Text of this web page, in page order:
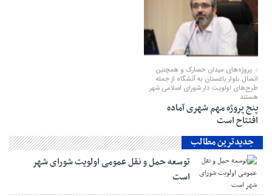
پروژه‌های میدان حصارک و همچنین
اتصال بلوار باغستان به آتشگاه از جمله
طرح‌های اولویت‌ دار شورای اسلامی شهر
هستند
پنج پروژه مهم شهری آماده
افتتاح است
جدیدترین مطالب
توسعه حمل و نقل عمومی اولویت شورای شهر
است